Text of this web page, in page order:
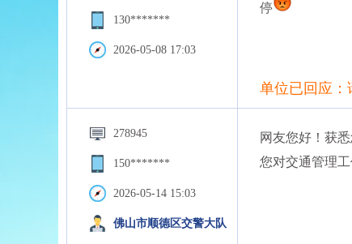
130*******
2026-05-08 17:03
停
单位已回应：
278945
150*******
2026-05-14 15:03
佛山市顺德区交警大队
网友您好！获
您对交通管理工